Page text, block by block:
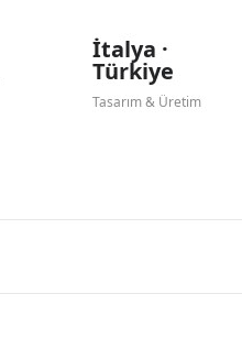
İtalya ·
Türkiye
Tasarım & Üretim